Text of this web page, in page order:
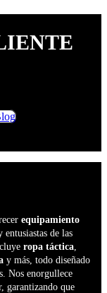
equipamiento
entusiastas de las
ropa táctica
y más, todo diseñado
Nos enorgullece
garantizando que